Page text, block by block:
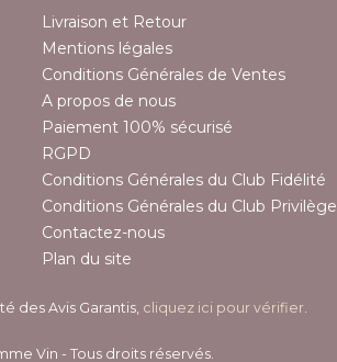
Livraison et Retour
Mentions légales
Conditions Générales de Ventes
A propos de nous
Paiement 100% sécurisé
RGPD
Conditions Générales du Club Fidélité
Conditions Générales du Club Privilège
Contactez-nous
Plan du site
des Avis Garantis, cliquez ici pour vérifier.
Vin - Tous droits réservés.